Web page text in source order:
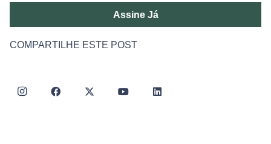
Assine Já
COMPARTILHE ESTE POST